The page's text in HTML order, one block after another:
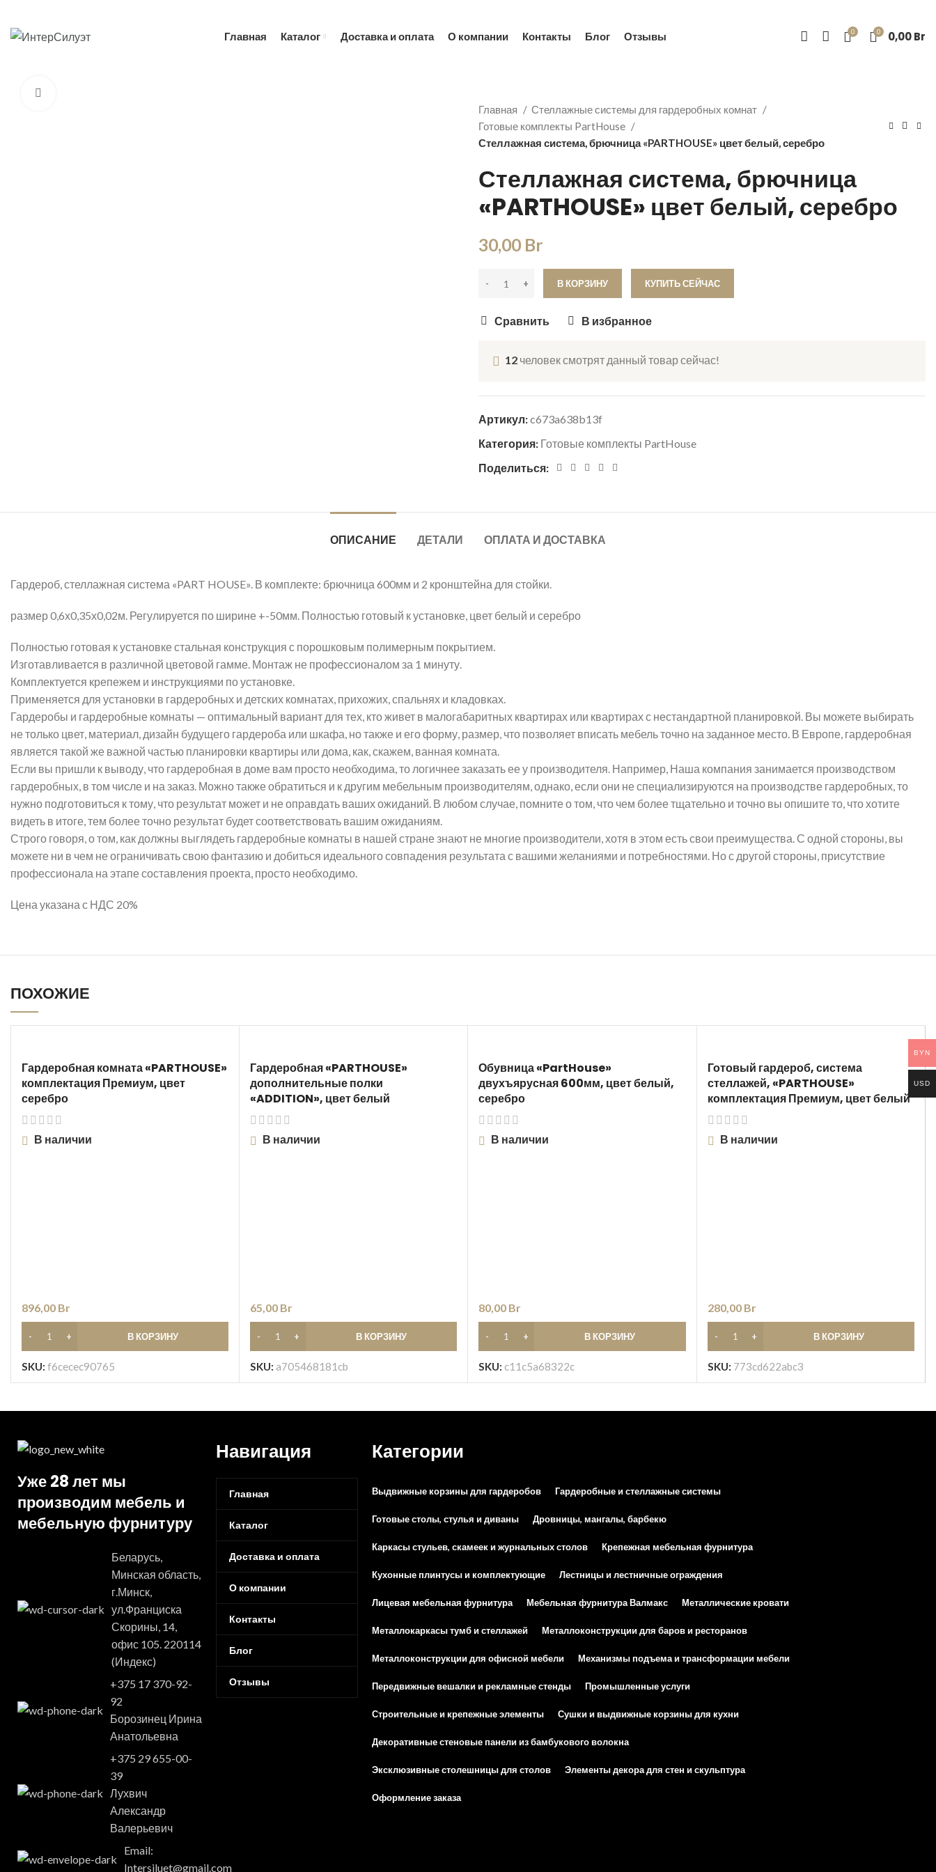
Главная Каталог Доставка и оплата О компании Контакты Блог Отзывы 0 0 0,00Br
Главная
Стеллажные системы для гардеробных комнат
Готовые комплекты PartHouse
Стеллажная система, брючница «PARTHOUSE» цвет белый, серебро
Стеллажная система, брючница
«PARTHOUSE» цвет белый, серебро
30,00 Br
В КОРЗИНУ КУПИТЬ СЕЙЧАС
Сравнить В избранное
12 человек смотрят данный товар сейчас!
Артикул:c673a638b13f
Категория: Готовые комплекты PartHouse
Поделиться:
ОПИСАНИЕ ДЕТАЛИ ОПЛАТА И ДОСТАВКА
Гардероб, стеллажная система «PART HOUSE». В комплекте: брючница 600мм и 2 кронштейна для стойки.
размер 0,6х0,35х0,02м. Регулируется по ширине +-50мм. Полностью готовый к установке, цвет белый и серебро
Полностью готовая к установке стальная конструкция с порошковым полимерным покрытием.
Изготавливается в различной цветовой гамме. Монтаж не профессионалом за 1 минуту.
Комплектуется крепежем и инструкциями по установке.
Применяется для установки в гардеробных и детских комнатах, прихожих, спальнях и кладовках.
Гардеробы и гардеробные комнаты — оптимальный вариант для тех, кто живет в малогабаритных квартирах или квартирах с нестандартной планировкой. Вы можете выбирать
не только цвет, материал, дизайн будущего гардероба или шкафа, но также и его форму, размер, что позволяет вписать мебель точно на заданное место. В Европе, гардеробная
является такой же важной частью планировки квартиры или дома, как, скажем, ванная комната.
Если вы пришли к выводу, что гардеробная в доме вам просто необходима, то логичнее заказать ее у производителя. Например, Наша компания занимается производством
гардеробных, в том числе и на заказ. Можно также обратиться и к другим мебельным производителям, однако, если они не специализируются на производстве гардеробных, то
нужно подготовиться к тому, что результат может и не оправдать ваших ожиданий. В любом случае, помните о том, что чем более тщательно и точно вы опишите то, что хотите
видеть в итоге, тем более точно результат будет соответствовать вашим ожиданиям.
Строго говоря, о том, как должны выглядеть гардеробные комнаты в нашей стране знают не многие производители, хотя в этом есть свои преимущества. С одной стороны, вы
можете ни в чем не ограничивать свою фантазию и добиться идеального совпадения результата с вашими желаниями и потребностями. Но с другой стороны, присутствие
профессионала на этапе составления проекта, просто необходимо.
Цена указана с НДС 20%
ПОХОЖИЕ
Гардеробная комната «PARTHOUSE»
комплектация Премиум, цвет
серебро
В наличии
896,00 Br
В КОРЗИНУ
SKU: f6cecec90765
Гардеробная «PARTHOUSE»
дополнительные полки
«ADDITION», цвет белый
В наличии
65,00 Br
В КОРЗИНУ
SKU: a705468181cb
Обувница «PartHouse»
двухъярусная 600мм, цвет белый,
серебро
В наличии
80,00 Br
В КОРЗИНУ
SKU: c11c5a68322c
Готовый гардероб, система
стеллажей, «PARTHOUSE»
комплектация Премиум, цвет белый
В наличии
280,00 Br
В КОРЗИНУ
SKU: 773cd622abc3
Уже 28 лет мы
производим мебель и
мебельную фурнитуру
Беларусь,
Минская область,
г.Минск,
ул.Франциска
Скорины, 14,
офис 105. 220114
(Индекс)
+375 17 370-92-
92
Борозинец Ирина
Анатольевна
+375 29 655-00-
39
Лухвич
Александр
Валерьевич
Email:
Intersiluet@gmail.com
Навигация
Главная
Каталог
Доставка и оплата
О компании
Контакты
Блог
Отзывы
Категории
Выдвижные корзины для гардеробов Гардеробные и стеллажные системы
Готовые столы, стулья и диваны Дровницы, мангалы, барбекю
Каркасы стульев, скамеек и журнальных столов Крепежная мебельная фурнитура
Кухонные плинтусы и комплектующие Лестницы и лестничные ограждения
Лицевая мебельная фурнитура Мебельная фурнитура Валмакс Металлические кровати
Металлокаркасы тумб и стеллажей Металлоконструкции для баров и ресторанов
Металлоконструкции для офисной мебели Механизмы подъема и трансформации мебели
Передвижные вешалки и рекламные стенды Промышленные услуги
Строительные и крепежные элементы Сушки и выдвижные корзины для кухни
Декоративные стеновые панели из бамбукового волокна
Эксклюзивные столешницы для столов Элементы декора для стен и скульптура
Оформление заказа
BYN
USD